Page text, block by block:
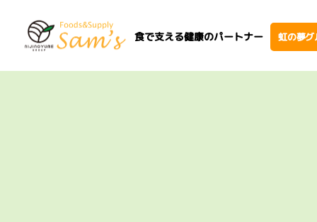
食で支える健康のパートナー 虹の夢グ